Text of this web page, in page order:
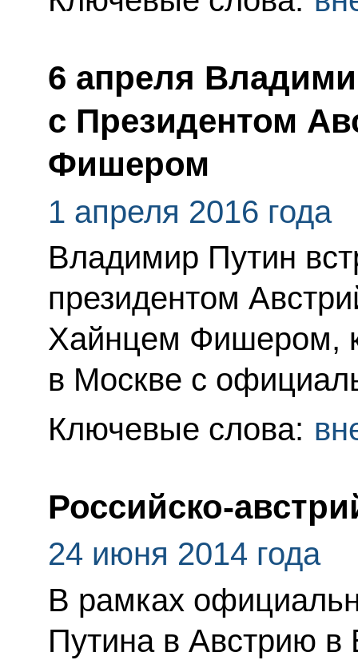
6 апреля
с Президентом
Фишером
1 апреля 2016 года
Владимир Путин
президентом
Хайнцем Фишером,
в Москве с
Ключевые слова:
Российско-
24 июня 2014 года
В рамках
Путина в Австрию в